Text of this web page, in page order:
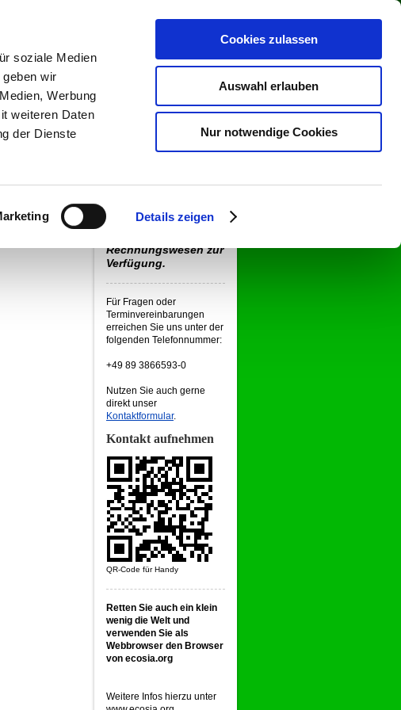
soziale Medien
wir
Werbung
weiteren Daten
der Dienste
Details zeigen
Cookies zulassen
Auswahl erlauben
Nur notwendige Cookies
Renten.
Aktuelles
in allen Fragen des
Rechnungswesen zur
Verfügung.
Für Fragen oder
Terminvereinbarungen
erreichen Sie uns unter der
folgenden Telefonnummer:
+49 89 3866593-0
Nutzen Sie auch gerne
direkt unser
Kontaktformular.
Kontakt aufnehmen
QR-Code für Handy
Retten Sie auch ein klein
wenig die Welt und
verwenden Sie als
Webbrowser den Browser
von ecosia.org
Weitere Infos hierzu unter